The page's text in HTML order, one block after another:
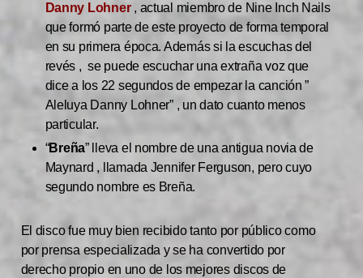
Danny Lohner, actual miembro de Nine Inch Nails
que formó parte de este proyecto de forma temporal
en su primera época. Además si la escuchas del
revés , se puede escuchar una extraña voz que
dice a los 22 segundos de empezar la canción ”
Aleluya Danny Lohner” , un dato cuanto menos
particular.
“Breña” lleva el nombre de una antigua novia de
Maynard , llamada Jennifer Ferguson, pero cuyo
segundo nombre es Breña.
El disco fue muy bien recibido tanto por público como
por prensa especializada y se ha convertido por
derecho propio en uno de los mejores discos de